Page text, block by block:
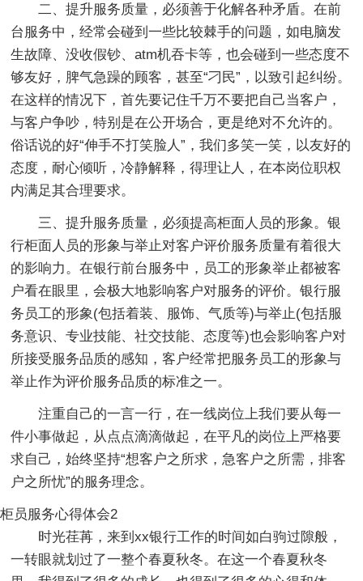
二、提升服务质量，必须善于化解各种矛盾。在前
台服务中，经常会碰到一些比较棘手的问题，如电脑发
生故障、没收假钞、atm机吞卡等，也会碰到一些态度不
够友好，脾气急躁的顾客，甚至“刁民”，以致引起纠纷。
在这样的情况下，首先要记住千万不要把自己当客户，
与客户争吵，特别是在公开场合，更是绝对不允许的。
俗话说的好“伸手不打笑脸人”，我们多笑一笑，以友好的
态度，耐心倾听，冷静解释，得理让人，在本岗位职权
内满足其合理要求。
三、提升服务质量，必须提高柜面人员的形象。银
行柜面人员的形象与举止对客户评价服务质量有着很大
的影响力。在银行前台服务中，员工的形象举止都被客
户看在眼里，会极大地影响客户对服务的评价。银行服
务员工的形象(包括着装、服饰、气质等)与举止(包括服
务意识、专业技能、社交技能、态度等)也会影响客户对
所接受服务品质的感知，客户经常把服务员工的形象与
举止作为评价服务品质的标准之一。
注重自己的一言一行，在一线岗位上我们要从每一
件小事做起，从点点滴滴做起，在平凡的岗位上严格要
求自己，始终坚持“想客户之所求，急客户之所需，排客
户之所忧”的服务理念。
柜员服务心得体会2
时光荏苒，来到xx银行工作的时间如白驹过隙般，
一转眼就划过了一整个春夏秋冬。在这一个春夏秋冬